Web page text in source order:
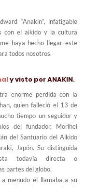
“Anakin”, infatigable
con el aikido y la cultura
haya hecho llegar este
todos nosotros.
y visto por ANAKIN.
enorme perdida con la
quien falleció el 13 de
tiempo un seguidor y
del fundador, Morihei
del Santuario del Aikido
Japón. Su distinguida
todavía directa o
partes del globo.
a menudo él llamaba a su